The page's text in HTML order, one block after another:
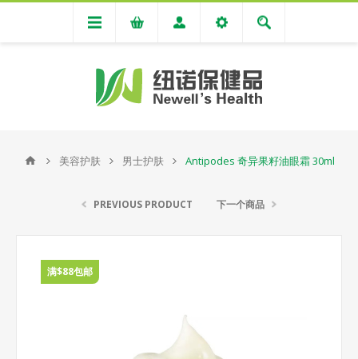
美容护肤 男士护肤 Antipodes 奇异果籽油眼霜 30ml
PREVIOUS PRODUCT 下一个商品
满$88包邮